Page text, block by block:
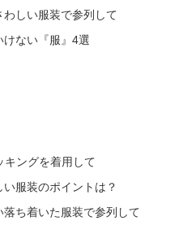
しい服装で参列して
けない『服』4選
キングを着用して
服装のポイントは？
ち着いた服装で参列して